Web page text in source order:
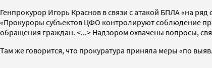
Генпрокурор Игорь Краснов в связи с атакой БПЛА «на
«Прокуроры субъектов ЦФО контролируют соблюдение
обращения граждан. <...> Надзором охвачены вопросы,
Там же говорится, что прокуратура приняла меры «по